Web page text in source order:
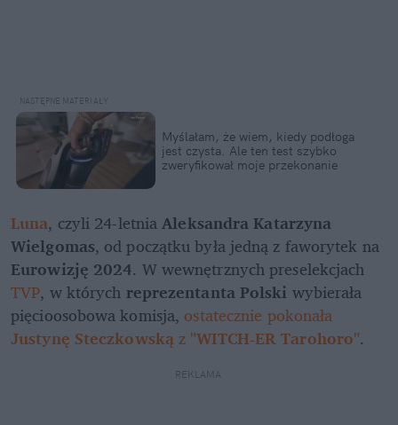
Myślałam, że wiem, kiedy podłoga
jest czysta. Ale ten test szybko
zweryfikował moje przekonanie
Luna, czyli 24-letnia Aleksandra Katarzyna
Wielgomas
, od początku była jedną z faworytek na
Eurowizję 2024
TVP, w których reprezentanta Polski wybierała
pięcioosobowa komisja,
Justynę Steczkowską z "WITCH-ER Tarohoro".
REKLAMA